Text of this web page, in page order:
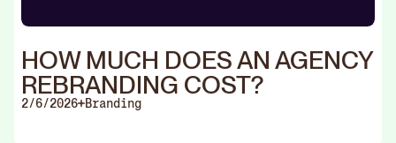
HOW MUCH DOES AN AGENCY
REBRANDING COST?
2/6/2026 Branding